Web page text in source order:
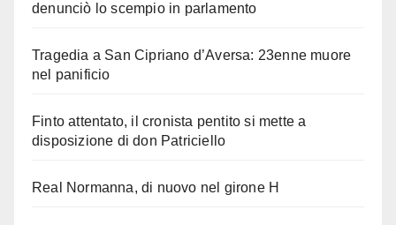
denunciò lo scempio in parlamento
Tragedia a San Cipriano d’Aversa: 23enne muore
nel panificio
Finto attentato, il cronista pentito si mette a
disposizione di don Patriciello
Real Normanna, di nuovo nel girone H